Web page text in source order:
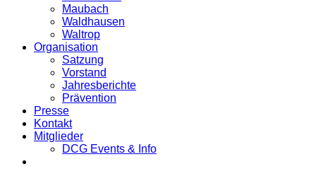
Maubach
Waldhausen
Waltrop
Organisation
Satzung
Vorstand
Jahresberichte
Prävention
Presse
Kontakt
Mitglieder
DCG Events & Info